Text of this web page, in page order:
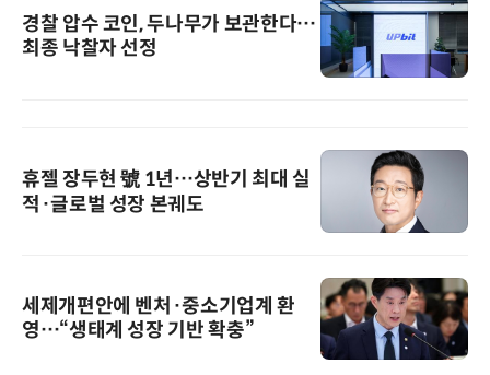
경찰 압수 코인, 두나무가 보관한다…
최종 낙찰자 선정
휴젤 장두현 號 1년…상반기 최대 실
적·글로벌 성장 본궤도
세제개편안에 벤처·중소기업계 환
영…“생태계 성장 기반 확충”